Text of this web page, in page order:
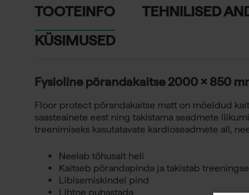
TOOTEINFO TEHNILISED
KÜSIMUSED
Fysioline põrandakaitse 2000 x 850
Floor protect põrandakaitse matt on mõeldud
saasteainete eest ning takistama seadmete
treenimiseks kasutatavate kardioseadmete all,
Neelab tõhusalt heli
Kaitseb põrandapinda ja takistab
Libisemiskindel pind
Lihtne puhastada